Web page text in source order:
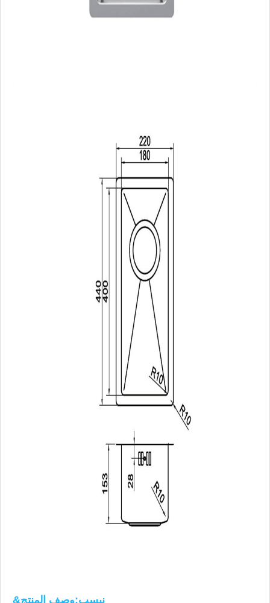
&نبسب;وصف المنتج